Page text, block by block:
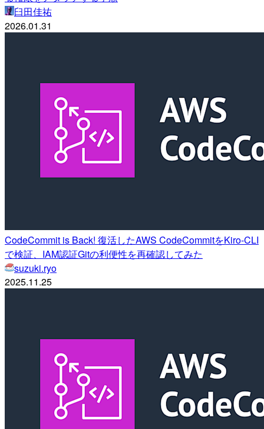
臼田佳祐
2026.01.31
CodeCommit is Back! 復活したAWS CodeCommitをKiro-CLI
で検証、IAM認証Gitの利便性を再確認してみた
suzuki.ryo
2025.11.25